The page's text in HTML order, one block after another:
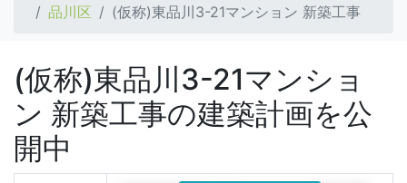
品川区
(仮称)東品川3-21マンション 新築工事
(仮称)東品川3-21マンショ
ン 新築工事の建築計画を公
開中